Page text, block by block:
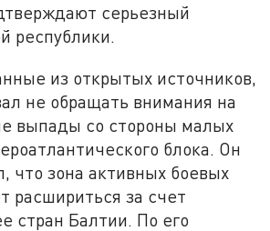
серьезный
республики.
из открытых источников,
не обращать внимания на
выпады со стороны малых
блока. Он
что зона активных боевых
расшириться за счет
стран Балтии. По его